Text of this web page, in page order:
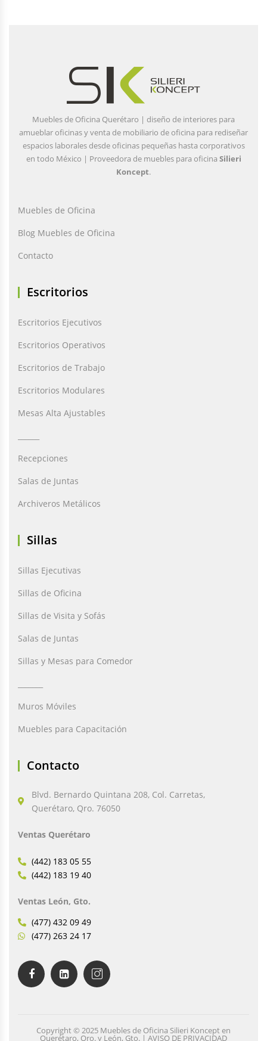
Muebles de Oficina Querétaro | diseño de interiores para
amueblar oficinas y venta de mobiliario de oficina para rediseñar
espacios laborales desde oficinas pequeñas hasta corporativos
en todo México | Proveedora de muebles para oficina Silieri
Koncept.
Muebles de Oficina
Blog Muebles de Oficina
Contacto
Escritorios
Escritorios Ejecutivos
Escritorios Operativos
Escritorios de Trabajo
Escritorios Modulares
Mesas Alta Ajustables
Recepciones
Salas de Juntas
Archiveros Metálicos
Sillas
Sillas Ejecutivas
Sillas de Oficina
Sillas de Visita y Sofás
Salas de Juntas
Sillas y Mesas para Comedor
Muros Móviles
Muebles para Capacitación
Contacto
Blvd. Bernardo Quintana 208, Col. Carretas,
Querétaro, Qro. 76050
Ventas Querétaro
(442) 183 05 55
(442) 183 19 40
Ventas León, Gto.
(477) 432 09 49
(477) 263 24 17
Copyright © 2025 Muebles de Oficina Silieri Koncept en
Querétaro, Qro. y León, Gto. | AVISO DE PRIVACIDAD